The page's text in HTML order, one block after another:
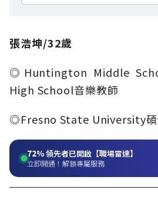
張浩坤/32歲
◎Huntington Middle
High School音樂教師
◎Fresno State University碩
72%領先者已開啟【職場雷達】
立即開通！解鎖專屬服務